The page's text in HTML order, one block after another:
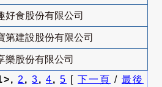
好食股份有限公司
第建設股份有限公司
樂股份有限公司
2 , 3, 4, 5 [ 下一頁 / 最後